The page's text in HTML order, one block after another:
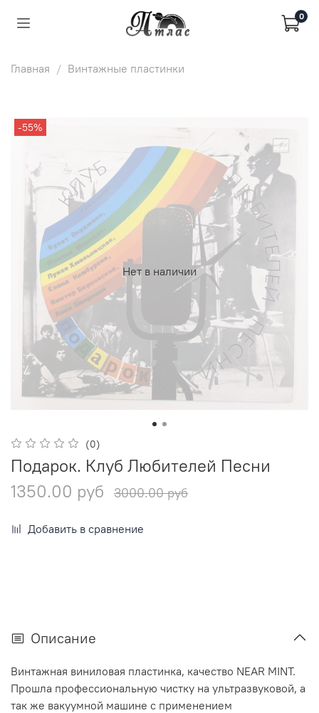
0
Главная Винтажные пластинки
Нет в наличии
-55%
(0)
Подарок. Клуб Любителей Песни
1350.00 руб
3000.00 руб
Добавить в сравнение
Описание
Винтажная виниловая пластинка, качество NEAR MINT.
Прошла профессиональную чистку на ультразвуковой, а
так же вакуумной машине с применением